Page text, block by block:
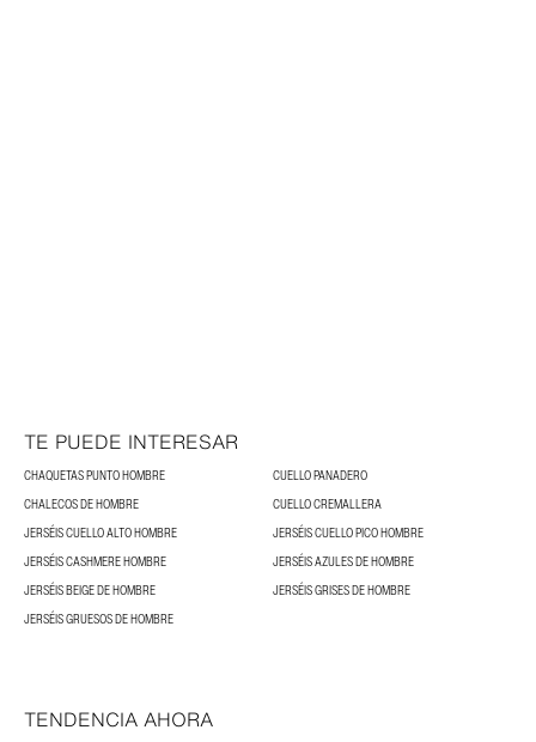
TE PUEDE INTERESAR
CHAQUETAS PUNTO HOMBRE
CUELLO PANADERO
CHALECOS DE HOMBRE
CUELLO CREMALLERA
JERSÉIS CUELLO ALTO HOMBRE
JERSÉIS CUELLO PICO HOMBRE
JERSÉIS CASHMERE HOMBRE
JERSÉIS AZULES DE HOMBRE
JERSÉIS BEIGE DE HOMBRE
JERSÉIS GRISES DE HOMBRE
JERSÉIS GRUESOS DE HOMBRE
TENDENCIA AHORA